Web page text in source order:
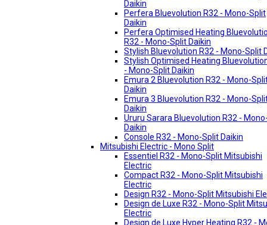
Daikin
Perfera Bluevolution R32 - Mono-Split
Daikin
Perfera Optimised Heating
R32 - Mono-Split Daikin
Stylish Bluevolution R32 - Mono-Split
Stylish Optimised Heating
- Mono-Split Daikin
Emura 2 Bluevolution R32 - Mono-
Daikin
Emura 3 Bluevolution R32 - Mono-
Daikin
Ururu Sarara Bluevolution R32 -
Daikin
Console R32 - Mono-Split Daikin
Mitsubishi Electric - Mono Split
Essentiel R32 - Mono-Split Mitsubishi
Electric
Compact R32 - Mono-Split Mitsubishi
Electric
Design R32 - Mono-Split Mitsubishi
Design de Luxe R32 - Mono-Split
Electric
Design de Luxe Hyper Heating R32 -